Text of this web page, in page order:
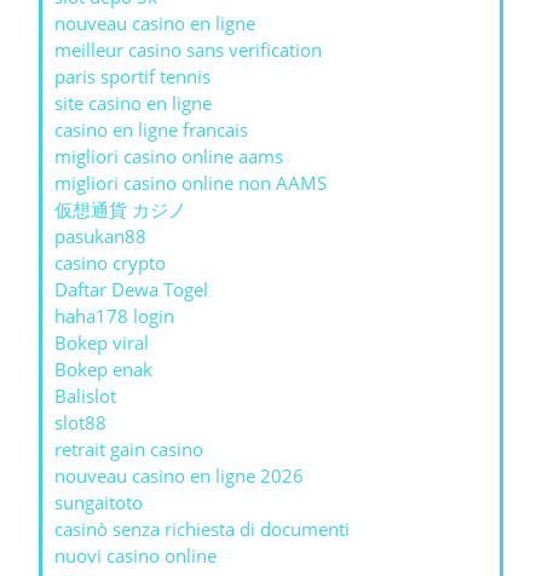
nouveau casino en ligne
meilleur casino sans verification
paris sportif tennis
site casino en ligne
casino en ligne francais
migliori casino online aams
migliori casino online non AAMS
仮想通貨 カジノ
pasukan88
casino crypto
Daftar Dewa Togel
haha178 login
Bokep viral
Bokep enak
Balislot
slot88
retrait gain casino
nouveau casino en ligne 2026
sungaitoto
casinò senza richiesta di documenti
nuovi casino online